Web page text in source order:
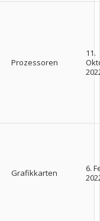
Prozessoren
11.
Grafikkarten
6.